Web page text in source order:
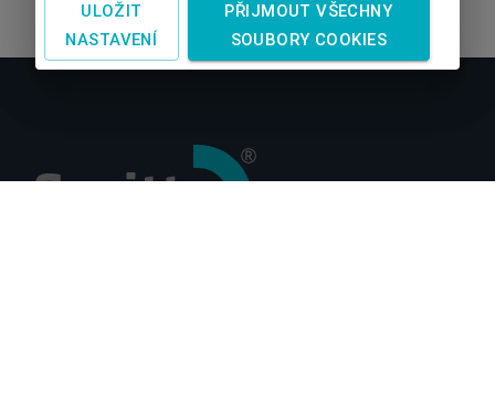
ULOŽIT
NASTAVENÍ
PŘIJMOUT VŠECHNY
SOUBORY COOKIES